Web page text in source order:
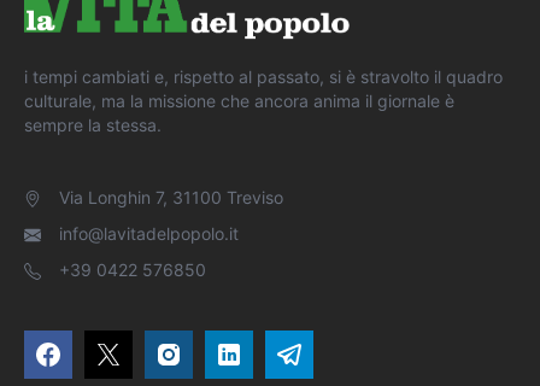
i tempi cambiati e, rispetto al passato, si è stravolto il quadro
culturale, ma la missione che ancora anima il giornale è
sempre la stessa.
Via Longhin 7, 31100 Treviso
info@lavitadelpopolo.it
+39 0422 576850